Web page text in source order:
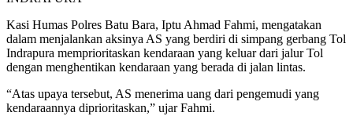
Kasi Humas Polres Batu Bara, Iptu Ahmad Fahmi, mengatakan
dalam menjalankan aksinya AS yang berdiri di simpang gerbang Tol
Indrapura memprioritaskan kendaraan yang keluar dari jalur Tol
dengan menghentikan kendaraan yang berada di jalan lintas.
“Atas upaya tersebut, AS menerima uang dari pengemudi yang
kendaraannya diprioritaskan,” ujar Fahmi.